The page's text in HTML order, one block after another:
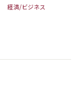
経済/ビジネス